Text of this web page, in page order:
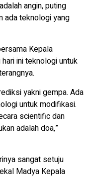
angin, puting
ada teknologi yang
Kepala
ini teknologi untuk
yakni gempa. Ada
untuk modifikasi.
scientific dan
adalah doa,”
sangat setuju
Madya Kepala